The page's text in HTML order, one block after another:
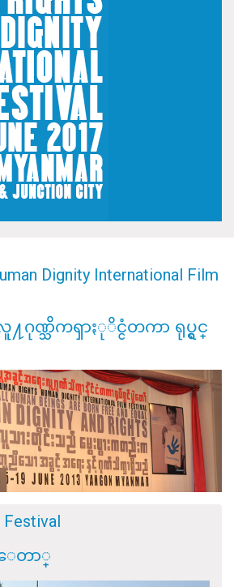
Dignity International Film
႔ဂုဏ္သိကၡာႏုိင္ငံတကာ ရုပ္ရွင္
Festival
ြဲေတာ္